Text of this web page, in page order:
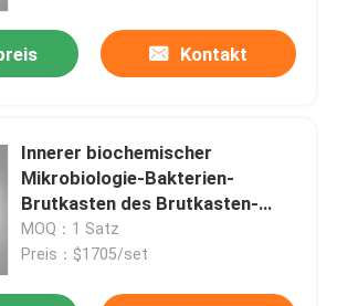
Kontakt
Innerer biochemischer
Mikrobiologie-Bakterien-
Brutkasten des Brutkasten-
SUS304
MOQ：1 Satz
Preis：$1705/set